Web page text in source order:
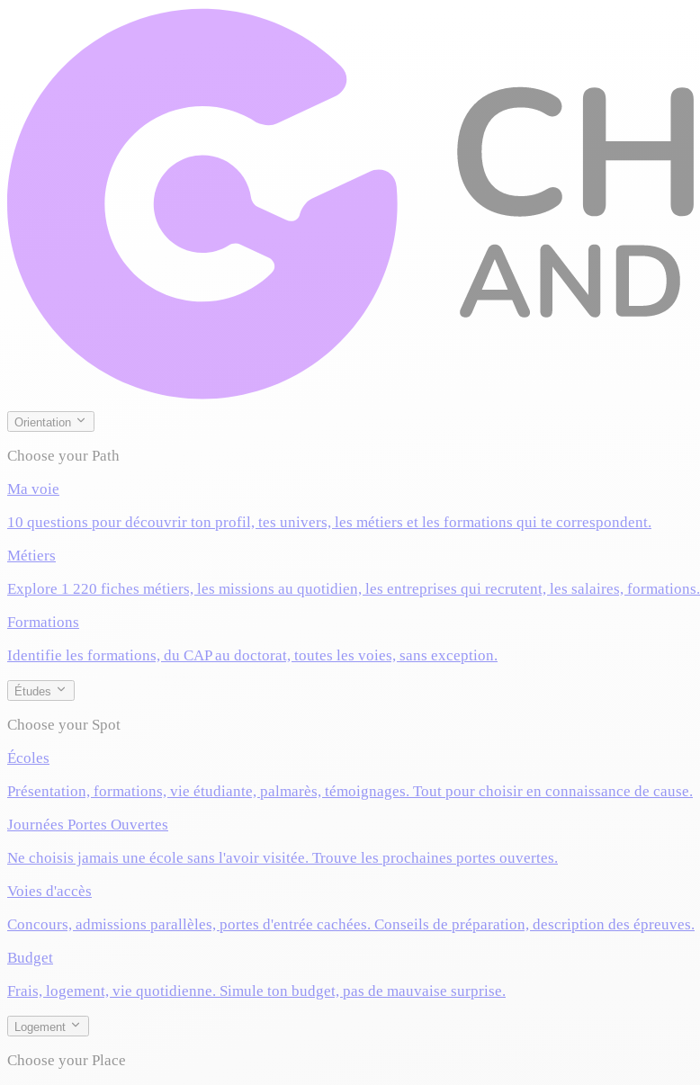
Orientation
Choose your Path
Ma voie
10 questions pour découvrir ton profil, tes univers, les métiers et les formations qui te correspondent.
Métiers
Explore 1 220 fiches métiers, les missions au quotidien, les entreprises qui recrutent, les salaires, formations.
Formations
Identifie les formations, du CAP au doctorat, toutes les voies, sans exception.
Études
Choose your Spot
Écoles
Présentation, formations, vie étudiante, palmarès, témoignages. Tout pour choisir en connaissance de cause.
Journées Portes Ouvertes
Ne choisis jamais une école sans l'avoir visitée. Trouve les prochaines portes ouvertes.
Voies d'accès
Concours, admissions parallèles, portes d'entrée cachées. Conseils de préparation, description des épreuves.
Budget
Frais, logement, vie quotidienne. Simule ton budget, pas de mauvaise surprise.
Logement
Choose your Place